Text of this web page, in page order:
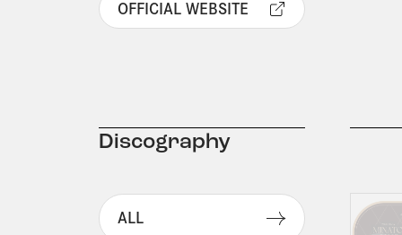
OFFICIAL WEBSITE
Discography
ALL